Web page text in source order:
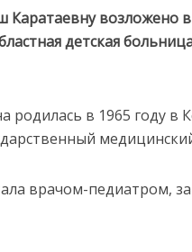
Каратаевну возложено
детская
родилась в 1965 году в
врачом-педиатром,